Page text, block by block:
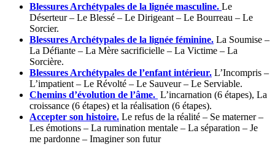
Blessures Archétypales de la lignée masculine. Le
Déserteur – Le Blessé – Le Dirigeant – Le Bourreau – Le
Sorcier.
Blessures Archétypales de la lignée féminine. La Soumise –
La Défiante – La Mère sacrificielle – La Victime – La
Sorcière.
Blessures Archétypales de l’enfant intérieur. L’Incompris –
L’impatient – Le Révolté – Le Sauveur – Le Serviable.
Chemins d’évolution de l’âme. L’incarnation (6 étapes), La
croissance (6 étapes) et la réalisation (6 étapes).
Accepter son histoire. Le refus de la réalité – Se materner –
Les émotions – La rumination mentale – La séparation – Je
me pardonne – Imaginer son futur